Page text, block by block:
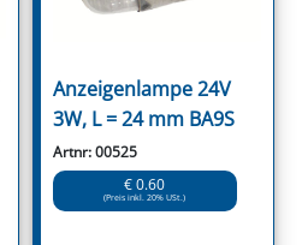
Anzeigenlampe 24V
3W, L = 24 mm BA9S
Artnr: 00525
€ 0.60
(Preis inkl. 20% USt.)